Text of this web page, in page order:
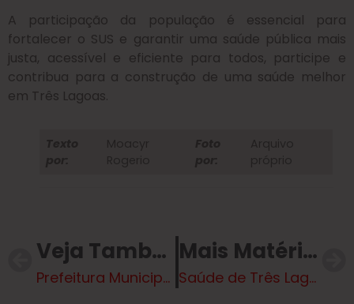
A participação da população é essencial para
fortalecer o SUS e garantir uma saúde pública mais
justa, acessível e eficiente para todos, participe e
contribua para a construção de uma saúde melhor
em Três Lagoas.
Veja Também
Prefeitura Municipal divulga resultado de prova de títulos e procedimento de heteroidentificação
Mais Matérias
Saúde de Três Lagoas alerta para aumentos de Chikungunya no estado e reforça cuidados